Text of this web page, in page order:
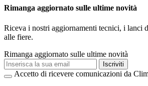
Rimanga aggiornato sulle ultime novità
Riceva i nostri aggiornamenti tecnici, i lanci
alle fiere.
Rimanga aggiornato sulle ultime novità
Iscriviti
Accetto di ricevere comunicazioni da